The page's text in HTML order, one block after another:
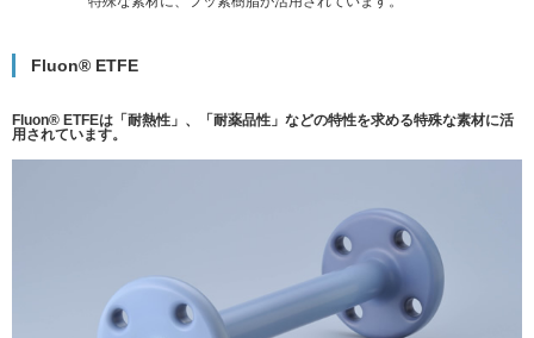
Fluon® ETFE
Fluon® ETFEは「耐熱性」、「耐薬品性」などの特性を求める特殊な素材に活
用されています。